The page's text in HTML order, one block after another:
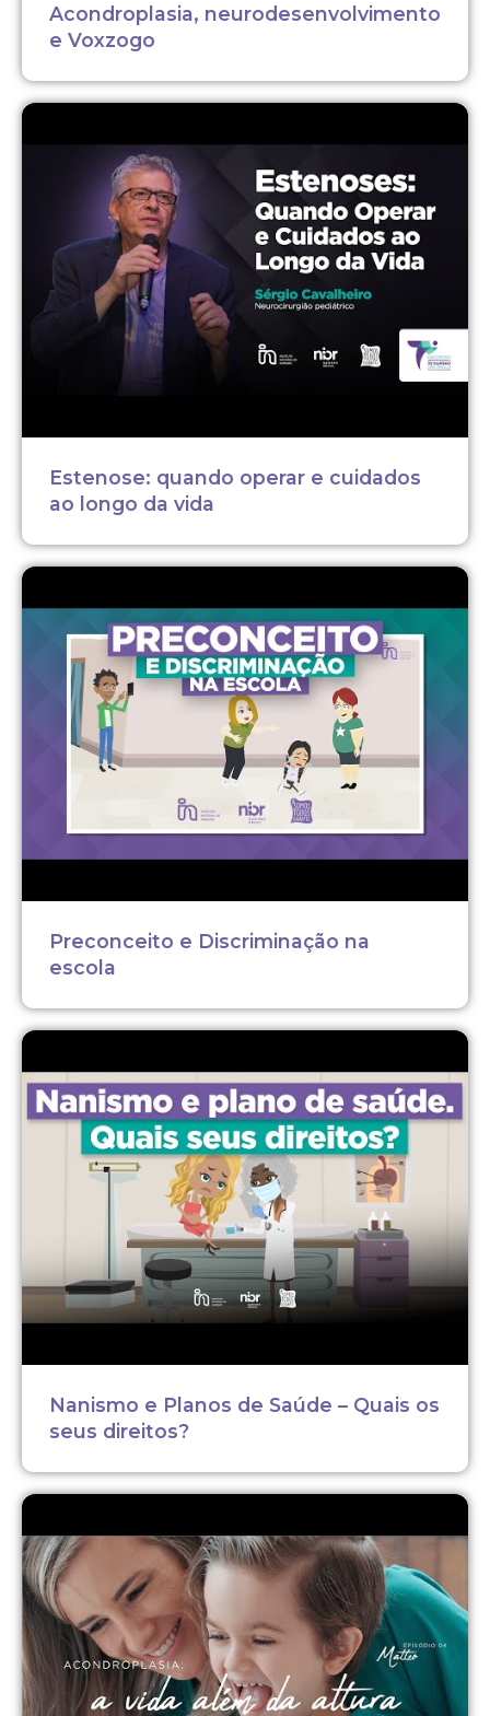
Acondroplasia, neurodesenvolvimento
e Voxzogo
Estenose: quando operar e cuidados
ao longo da vida
Preconceito e Discriminação na
escola
Nanismo e Planos de Saúde – Quais os
seus direitos?